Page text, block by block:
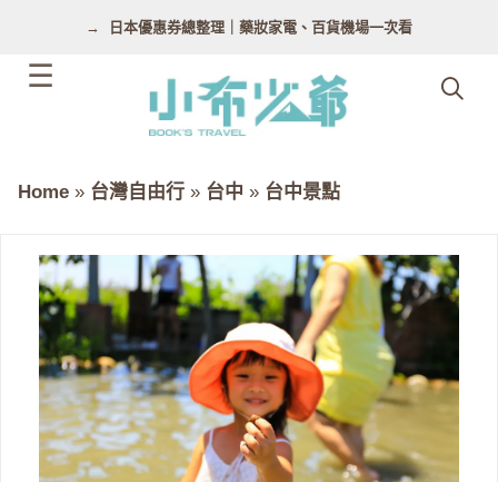
日本優惠券總整理｜藥妝家電、百貨機場一次看
Home » 台灣自由行 » 台中 » 台中景點